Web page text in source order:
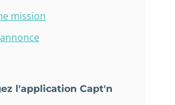
mission
l'application Capt'n